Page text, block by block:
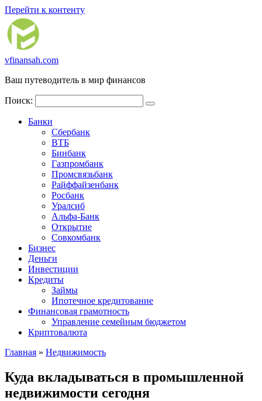
Перейти к контенту
vfinansah.com
Ваш путеводитель в мир финансов
Поиск:
Банки
Сбербанк
ВТБ
Бинбанк
Газпромбанк
Промсвязьбанк
Райффайзенбанк
Росбанк
Уралсиб
Альфа-Банк
Открытие
Совкомбанк
Бизнес
Деньги
Инвестиции
Кредиты
Займы
Ипотечное кредитование
Финансовая грамотность
Управление семейным бюджетом
Криптовалюта
Главная » Недвижимость
Куда вкладываться в промышленной
недвижимости сегодня